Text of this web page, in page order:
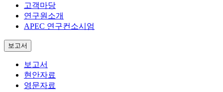
고객마당
연구원소개
APEC 연구컨소시엄
보고서
보고서
현안자료
영문자료